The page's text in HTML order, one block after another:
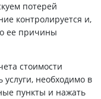
потерей
контролируется и,
ее причины
стоимости
необходимо в
пункты и нажать